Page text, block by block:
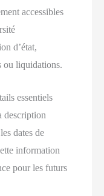
accessibles
d’état,
ou liquidations.
essentiels
description
dates de
information
pour les futurs